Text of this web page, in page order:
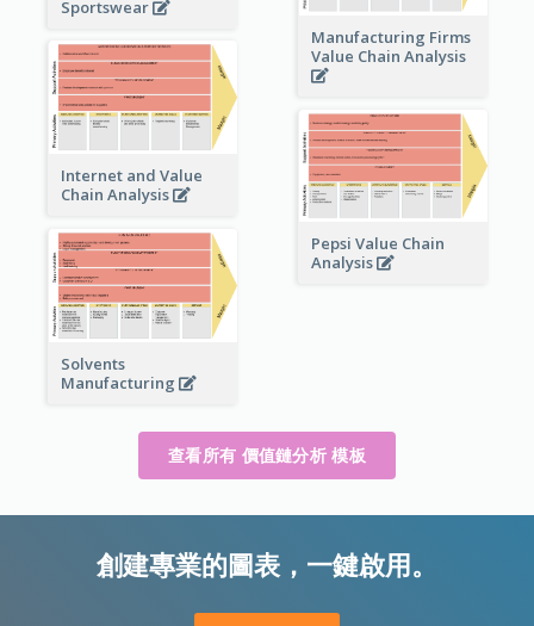
Sportswear
Manufacturing Firms
Value Chain Analysis
Internet and Value
Chain Analysis
Pepsi Value Chain
Analysis
Solvents
Manufacturing
查看所有 價值鏈分析 模板
創建專業的圖表，一鍵啟用。